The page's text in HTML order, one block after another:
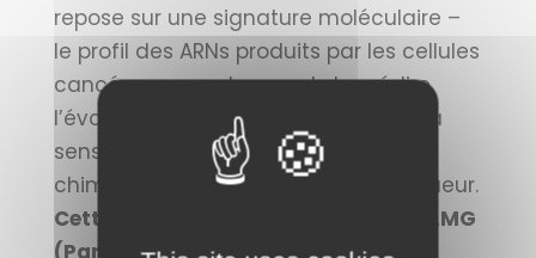
repose sur une signature moléculaire –
le profil des ARNs produits par les cellules
cancéreuses – et permet de prédire
l’évolution de la maladie ainsi que sa
sensibilité au protocole de
chimiothérapie actuellement en vigueur.
Cette nouvelle signature appelée PAMG
(Pancreatic adenocarcinoma